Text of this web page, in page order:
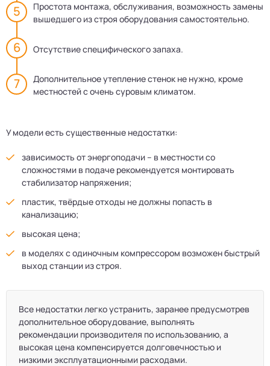
Простота монтажа, обслуживания, возможность замены
вышедшего из строя оборудования самостоятельно.
Отсутствие специфического запаха.
Дополнительное утепление стенок не нужно, кроме
местностей с очень суровым климатом.
У модели есть существенные недостатки:
зависимость от энергоподачи – в местности со
сложностями в подаче рекомендуется монтировать
стабилизатор напряжения;
пластик, твёрдые отходы не должны попасть в
канализацию;
высокая цена;
в моделях с одиночным компрессором возможен быстрый
выход станции из строя.
Все недостатки легко устранить, заранее предусмотрев
дополнительное оборудование, выполнять
рекомендации производителя по использованию, а
высокая цена компенсируется долговечностью и
низкими эксплуатационными расходами.